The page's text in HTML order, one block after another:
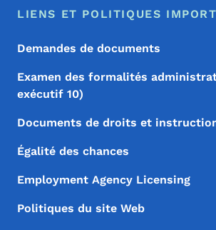
LIENS ET POLITIQUES
Demandes de documents
Examen des formalités
exécutif 10)
Documents de droits et
Égalité des chances
Employment Agency Licensing
Politiques du site Web